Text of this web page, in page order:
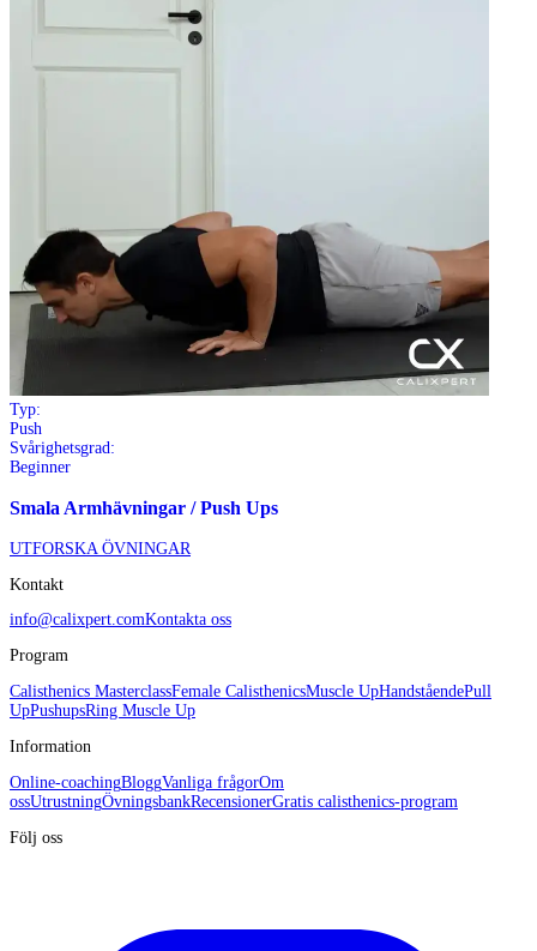
Typ:
Push
Svårighetsgrad:
Beginner
Smala Armhävningar / Push Ups
UTFORSKA ÖVNINGAR
Kontakt
info@calixpert.comKontakta oss
Program
Calisthenics MasterclassFemale CalisthenicsMuscle UpHandståendePull
UpPushupsRing Muscle Up
Information
Online-coachingBloggVanliga frågorOm
ossUtrustningÖvningsbankRecensionerGratis calisthenics-program
Följ oss